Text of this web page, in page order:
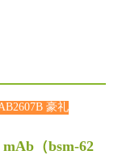
豪礼
mAb （bsm-62